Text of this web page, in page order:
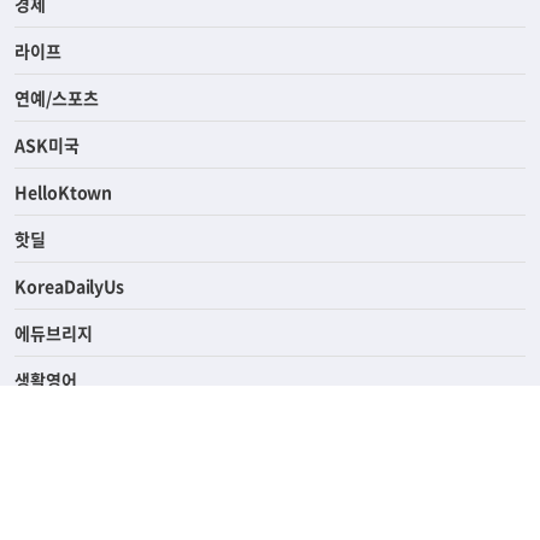
사회
경제
라이프
연예/스포츠
ASK미국
HelloKtown
핫딜
KoreaDailyUs
에듀브리지